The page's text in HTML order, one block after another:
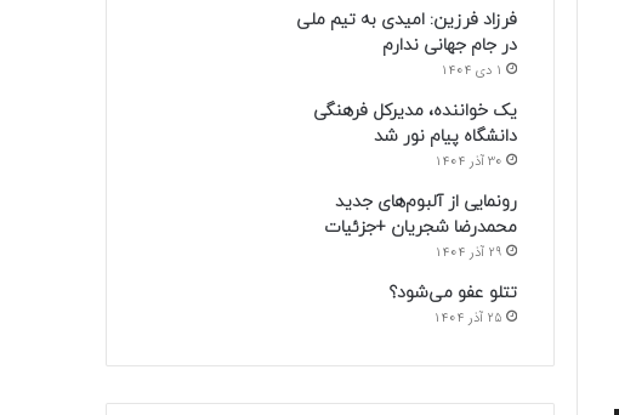
فرزاد فرزین: امیدی به تیم ملی
در جام جهانی ندارم
1 دی 1404
یک خواننده، مدیرکل فرهنگی
دانشگاه پیام نور شد
30 آذر 1404
رونمایی از آلبوم‌های جدید
محمدرضا شجریان +جزئیات
29 آذر 1404
تتلو عفو می‌شود؟
25 آذر 1404